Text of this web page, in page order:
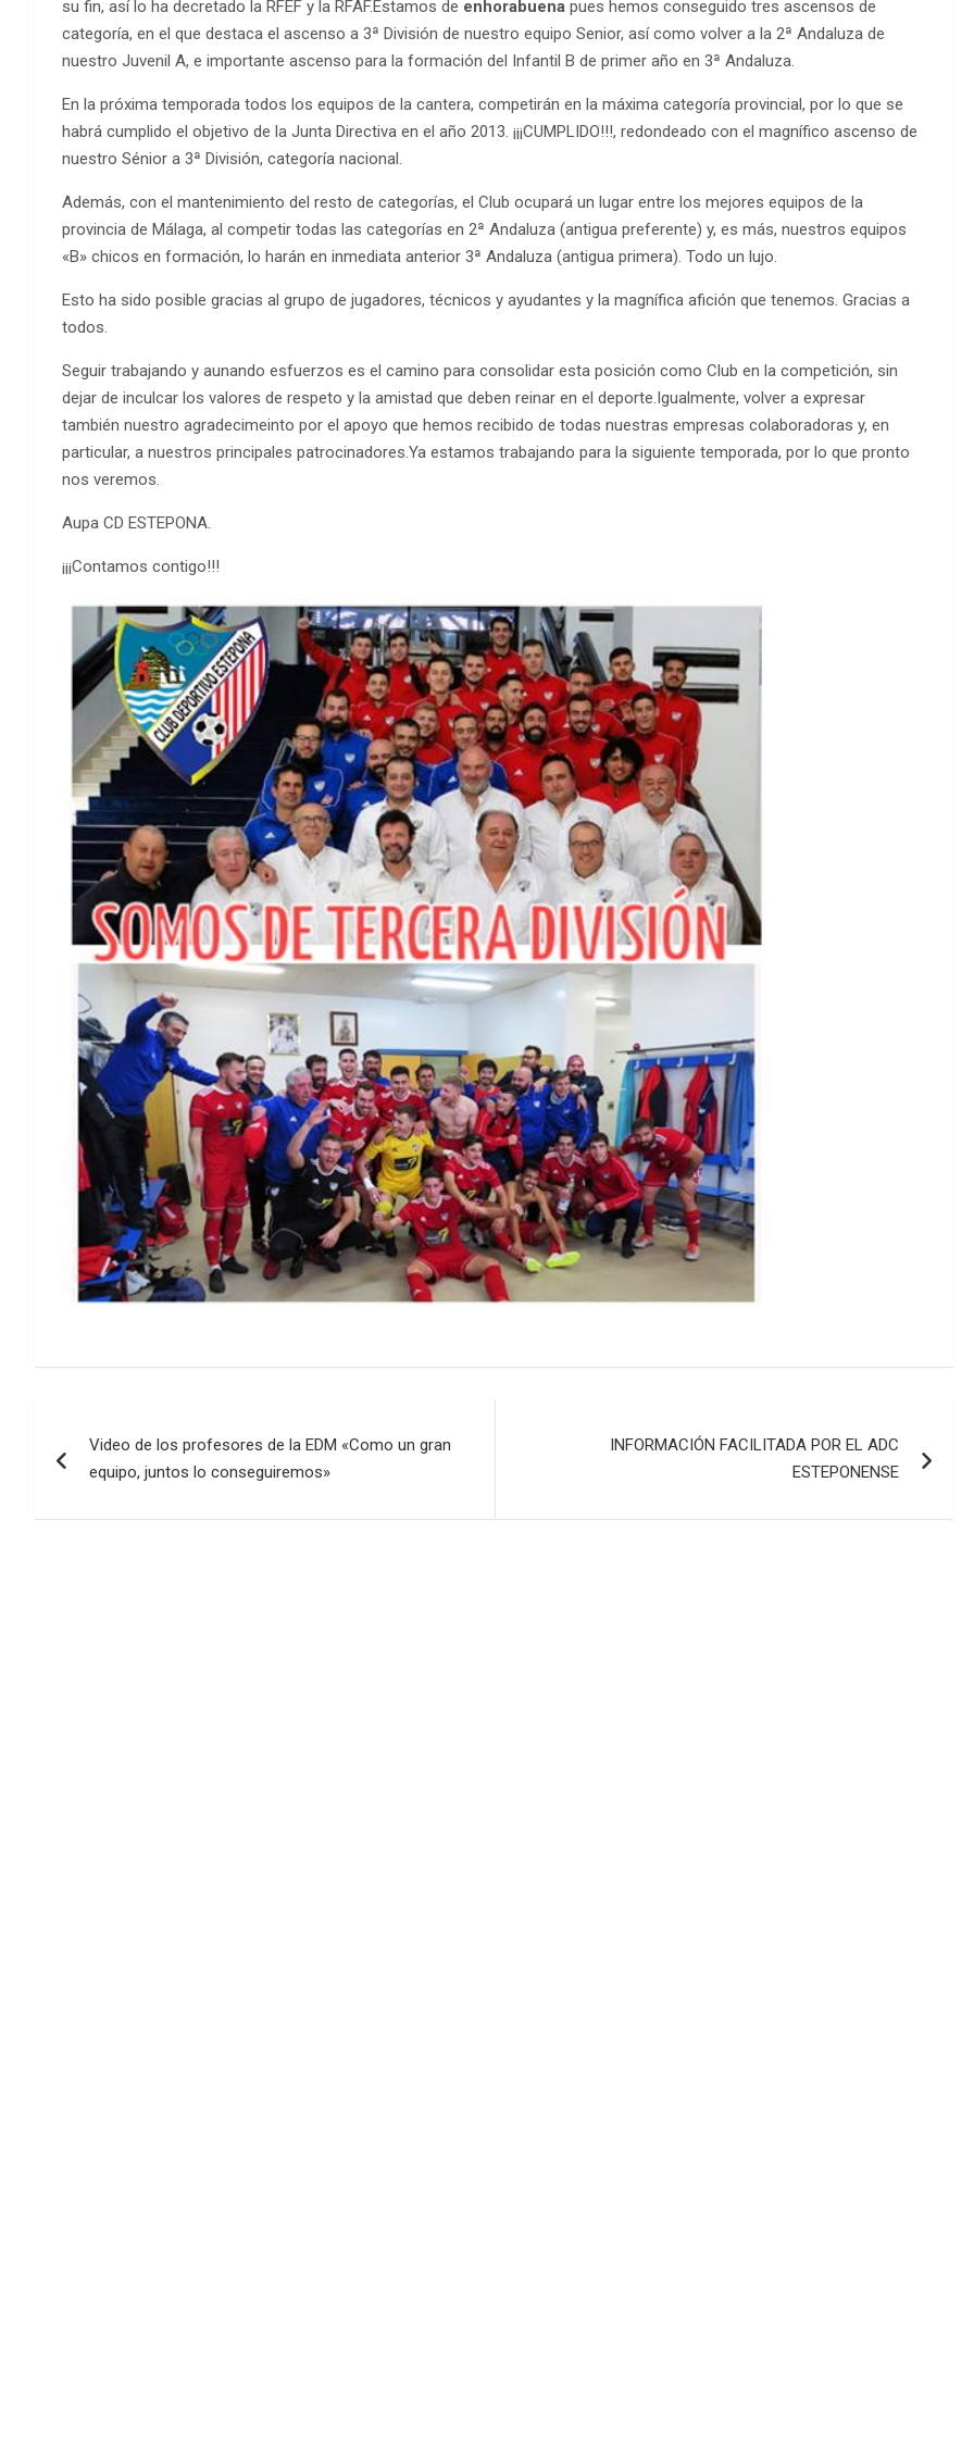
su fin, así lo ha decretado la RFEF y la RFAF.Estamos de enhorabuena pues hemos conseguido tres ascensos de
categoría, en el que destaca el ascenso a 3ª División de nuestro equipo Senior, así como volver a la 2ª Andaluza de
nuestro Juvenil A, e importante ascenso para la formación del Infantil B de primer año en 3ª Andaluza.
En la próxima temporada todos los equipos de la cantera, competirán en la máxima categoría provincial, por lo que se
habrá cumplido el objetivo de la Junta Directiva en el año 2013. ¡¡¡CUMPLIDO!!!, redondeado con el magnífico ascenso de
nuestro Sénior a 3ª División, categoría nacional.
Además, con el mantenimiento del resto de categorías, el Club ocupará un lugar entre los mejores equipos de la
provincia de Málaga, al competir todas las categorías en 2ª Andaluza (antigua preferente) y, es más, nuestros equipos
«B» chicos en formación, lo harán en inmediata anterior 3ª Andaluza (antigua primera). Todo un lujo.
Esto ha sido posible gracias al grupo de jugadores, técnicos y ayudantes y la magnífica afición que tenemos. Gracias a
todos.
Seguir trabajando y aunando esfuerzos es el camino para consolidar esta posición como Club en la competición, sin
dejar de inculcar los valores de respeto y la amistad que deben reinar en el deporte.Igualmente, volver a expresar
también nuestro agradecimeinto por el apoyo que hemos recibido de todas nuestras empresas colaboradoras y, en
particular, a nuestros principales patrocinadores.Ya estamos trabajando para la siguiente temporada, por lo que pronto
nos veremos.
Aupa CD ESTEPONA.
¡¡¡Contamos contigo!!!
de
entradas
Video de los profesores de la EDM «Como un gran
equipo, juntos lo conseguiremos»
INFORMACIÓN FACILITADA POR EL ADC
ESTEPONENSE